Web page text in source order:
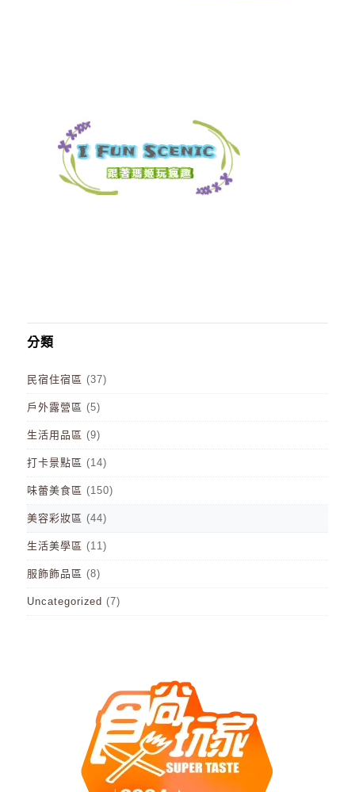
分類
民宿住宿區 (37)
戶外露營區 (5)
生活用品區 (9)
打卡景點區 (14)
味蕾美食區 (150)
美容彩妝區 (44)
生活美學區 (11)
服飾飾品區 (8)
Uncategorized (7)